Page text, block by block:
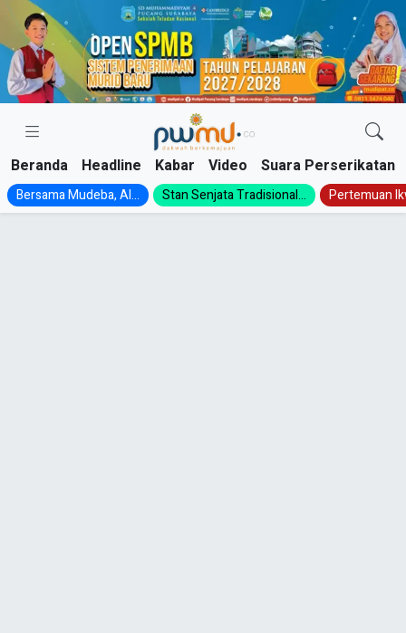
Skip
content
Beranda Headline Kabar Video Suara Perserikatan
Bersama Mudeba, Al... Stan Senjata Tradisional... Pertemuan